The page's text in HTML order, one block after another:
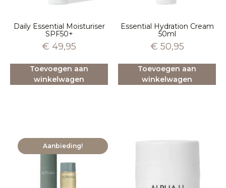
Daily Essential Moisturiser
SPF50+
€ 49,95
Toevoegen aan
winkelwagen
Essential Hydration Cream
50ml
€ 50,95
Toevoegen aan
winkelwagen
Aanbieding!